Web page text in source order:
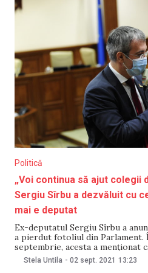
Politică
„Voi continua să ajut colegii
Sergiu Sîrbu a dezvăluit cu
mai e deputat
Ex-deputatul Sergiu Sîrbu a
a pierdut fotoliul din Parlament.
septembrie, acesta a menționat
electoral în cadrul OSCE/
Investigații Juridice și Apărarea
Stela Untila - 02 sept. 2021 13:23